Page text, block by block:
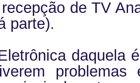
de TV
parte).
daquela